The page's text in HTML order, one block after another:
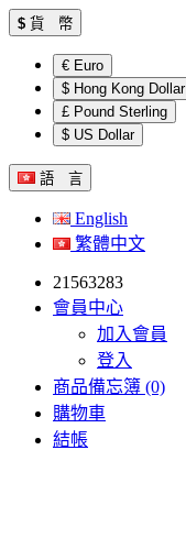
$ 貨 幣
€ Euro
$ Hong Kong Dollar
£ Pound Sterling
$ US Dollar
語 言
English
繁體中文
21563283
會員中心
加入會員
登入
商品備忘簿 (0)
購物車
結帳